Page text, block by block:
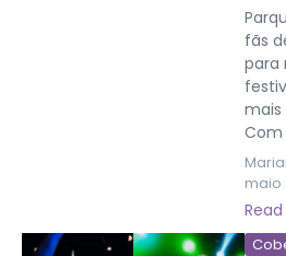
fãs
para
mais
Com
maio